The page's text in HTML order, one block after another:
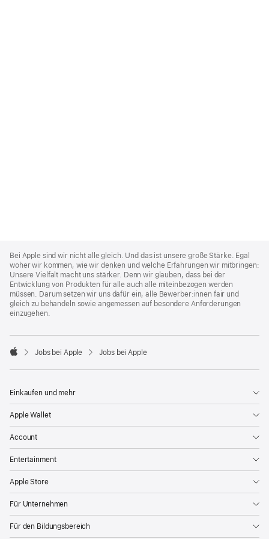
Footer
Bei Apple sind wir nicht alle gleich. Und das ist unsere große Stärke. Egal
woher wir kommen, wie wir denken und welche Erfahrungen wir mitbringen:
Unsere Vielfalt macht uns stärker. Denn wir glauben, dass bei der
Entwicklung von Produkten für alle auch alle miteinbezogen werden
müssen. Darum setzen wir uns dafür ein, alle Bewerber:innen fair und
gleich zu behandeln sowie angemessen auf besondere Anforderungen
einzugehen.

Jobs bei Apple Jobs bei Apple
Einkaufen und mehr
Apple Wallet
Account
Entertainment
Apple Store
Für Unternehmen
Für den Bildungsbereich